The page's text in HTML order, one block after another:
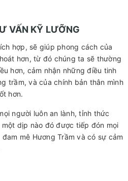
VẤN KỸ LƯỠNG
hợp, sẽ giúp phong cách của
hơn, từ đó chúng ta sẽ thường
hơn, cảm nhận những điều tinh
trầm, và của chính bản thân mình
hơn.
người luôn an lành, tỉnh thức
một dịp nào đó được tiếp đón mọi
mê Hương Trầm và có sự cảm